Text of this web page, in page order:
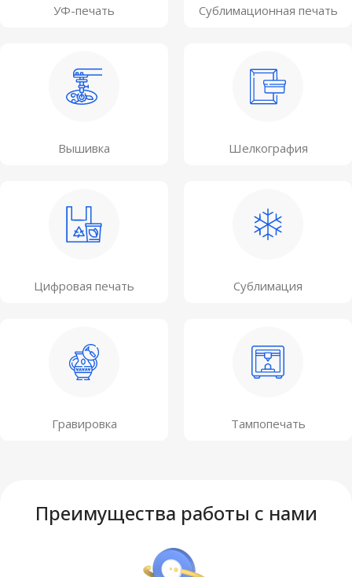
УФ-печать Сублимационная печать
Вышивка Шелкография
Цифровая печать Сублимация
Гравировка Тампопечать
Преимущества работы с нами